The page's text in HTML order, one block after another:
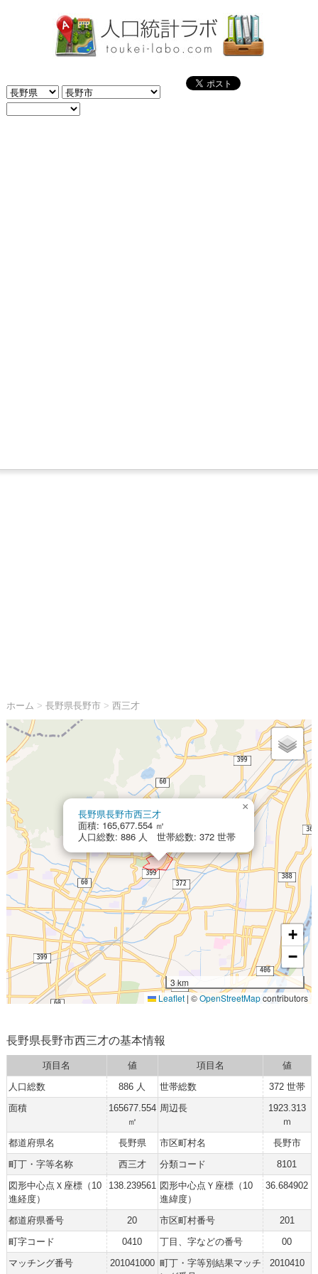
ホーム > 長野県長野市> 西三才
長野県長野市西三才
面積: 165,677.554 ㎡
人口総数: 886 人 世帯総数: 372 世帯
×
+
−
3 km
Leaflet | ©OpenStreetMapcontributors
長野県長野市西三才の基本情報
項目名 値 項目名
値
人口総数
886 人 世帯総数
372 世帯
面積
165677.554
㎡
周辺長
1923.313
ｍ
都道府県名
長野県 市区町村名
長野市
町丁・字等名称
西三才 分類コード
8101
図形中心点Ｘ座標（10
進経度）
138.239561 図形中心点Ｙ座標（10
進緯度）
36.684902
都道府県番号 20 市区町村番号
201
町字コード
0410 丁目、字などの番号
00
マッチング番号
201041000 町丁・字等別結果マッチ
2010410